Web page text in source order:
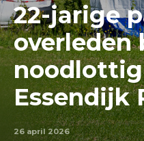
22-jarige
overleden
Essendijk
26 april 2026